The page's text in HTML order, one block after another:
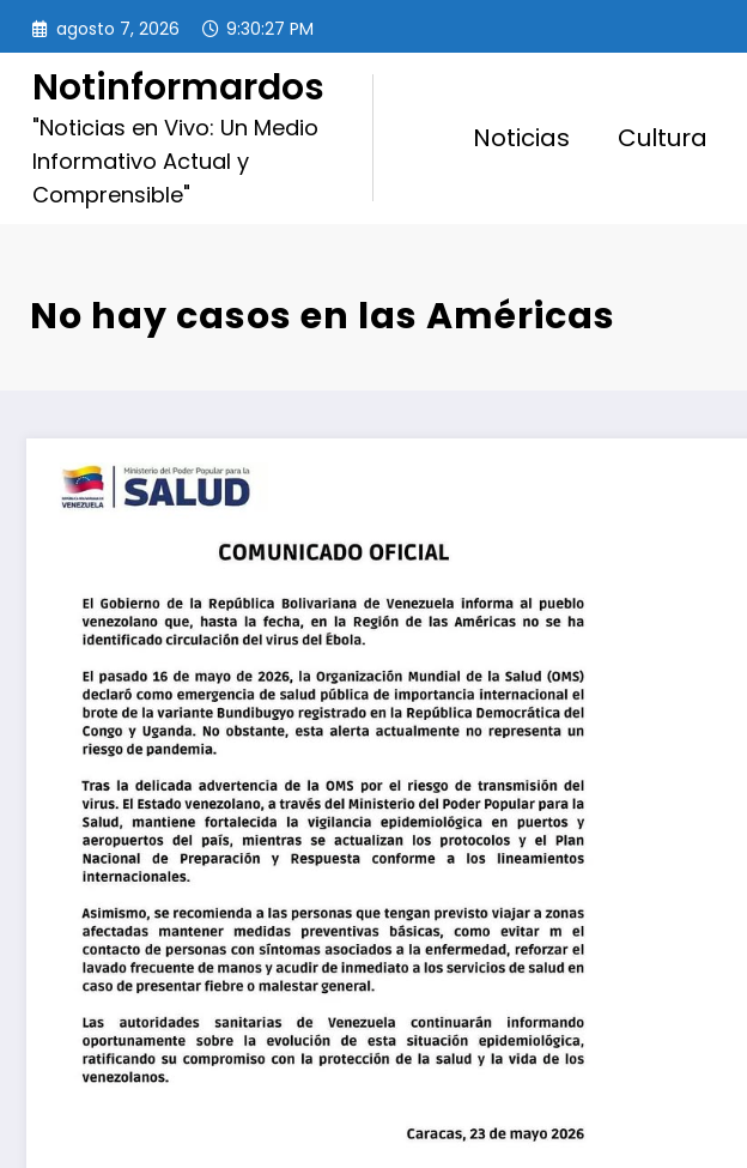
Saltar
contenido
agosto 7, 2026 9:30:28 PM
Notinformardos
"Noticias en Vivo: Un Medio
Informativo Actual y
Comprensible"
Noticias Cultura
No hay casos en las Américas